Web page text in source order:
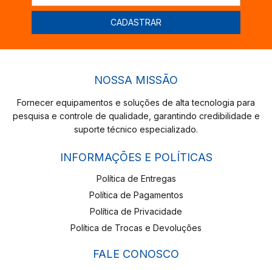
NOSSA MISSÃO
Fornecer equipamentos e soluções de alta tecnologia para
pesquisa e controle de qualidade, garantindo credibilidade e
suporte técnico especializado.
INFORMAÇÕES E POLÍTICAS
Política de Entregas
Política de Pagamentos
Política de Privacidade
Política de Trocas e Devoluções
FALE CONOSCO